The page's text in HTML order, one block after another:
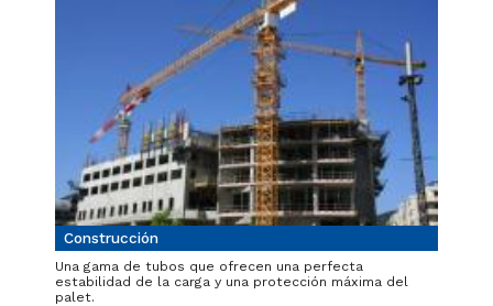
Construcción
Una gama de tubos que ofrecen una perfecta
estabilidad de la carga y una protección máxima del
palet.